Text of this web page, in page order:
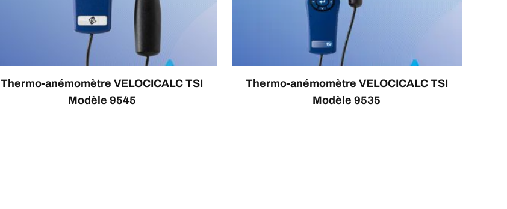
Thermo-anémomètre VELOCICALC TSI
Modèle 9545
Thermo-anémomètre VELOCICALC TSI
Modèle 9535